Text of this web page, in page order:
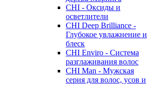
CHI - Оксиды и
осветлители
CHI Deep Brilliance -
Глубокое увлажнение и
блеск
CHI Enviro - Система
разглаживания волос
CHI Man - Мужская
серия для волос, усов и